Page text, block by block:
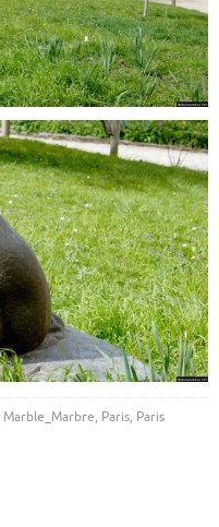
Marble_Marbre, Paris, Paris